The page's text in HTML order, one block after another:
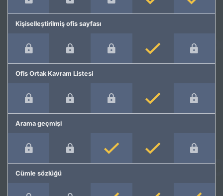
Kişiselleştirilmiş ofis sayfası
Ofis Ortak Kavram Listesi
Arama geçmişi
Cümle sözlüğü